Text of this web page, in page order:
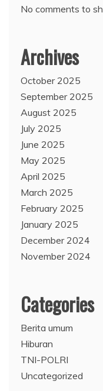
No comments to
Archives
October 2025
September 2025
August 2025
July 2025
June 2025
May 2025
April 2025
March 2025
February 2025
January 2025
December 2024
November 2024
Categories
Berita umum
Hiburan
TNI-POLRI
Uncategorized